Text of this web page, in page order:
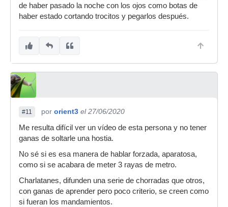
de haber pasado la noche con los ojos como botas de
haber estado cortando trocitos y pegarlos después.
#11 por orient3 el 27/06/2020
Me resulta difícil ver un vídeo de esta persona y no tener
ganas de soltarle una hostia.
No sé si es esa manera de hablar forzada, aparatosa,
como si se acabara de meter 3 rayas de metro.
Charlatanes, difunden una serie de chorradas que otros,
con ganas de aprender pero poco criterio, se creen como
si fueran los mandamientos.